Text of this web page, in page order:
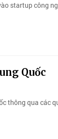
startup công
Quốc
thông qua các